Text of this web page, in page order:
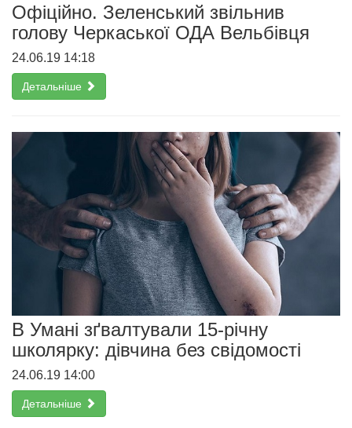
Офіційно. Зеленський звільнив
голову Черкаської ОДА Вельбівця
24.06.19 14:18
Детальніше
В Умані зґвалтували 15-річну
школярку: дівчина без свідомості
24.06.19 14:00
Детальніше